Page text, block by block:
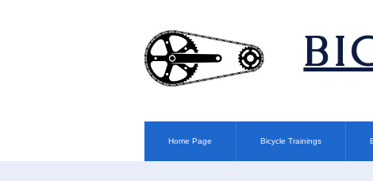
Home Page Bicycle Trainings